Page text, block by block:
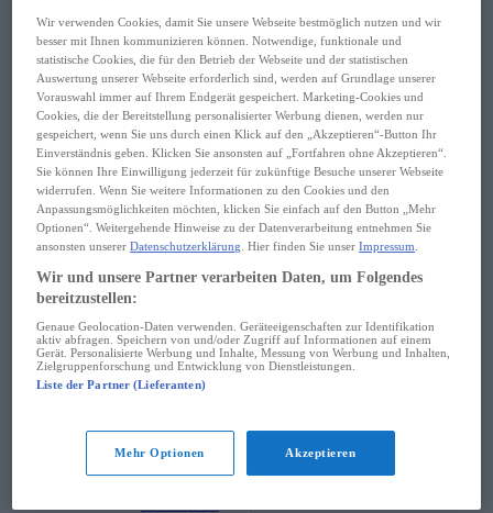
Grammatik
Hören & Sprechen
Lektüre
Sprachführer
Reise
Wörterbuch
Sprachkurs
Wortschatz
Hören & Sprechen
Sprachführer
Business
Wörterbuch
Wortschatz
Kinder
Wörterbuch
Lektüre
Hörbuch
Schule & Studium
Wörterbuch
Wir verwenden Cookies, damit Sie unsere Webseite bestmöglich nutzen und wir
besser mit Ihnen kommunizieren können. Notwendige, funktionale und
statistische Cookies, die für den Betrieb der Webseite und der statistischen
Auswertung unserer Webseite erforderlich sind, werden auf Grundlage unserer
Vorauswahl immer auf Ihrem Endgerät gespeichert. Marketing-Cookies und
Cookies, die der Bereitstellung personalisierter Werbung dienen, werden nur
gespeichert, wenn Sie uns durch einen Klick auf den „Akzeptieren“-Button Ihr
Einverständnis geben. Klicken Sie ansonsten auf „Fortfahren ohne Akzeptieren“.
Sie können Ihre Einwilligung jederzeit für zukünftige Besuche unserer Webseite
widerrufen. Wenn Sie weitere Informationen zu den Cookies und den
Anpassungsmöglichkeiten möchten, klicken Sie einfach auf den Button „Mehr
Optionen“. Weitergehende Hinweise zu der Datenverarbeitung entnehmen Sie
ansonsten unsererDatenschutzerklärung . Hier finden Sie unserImpressum
Wir und unsere Partner verarbeiten Daten, um Folgendes
bereitzustellen:
Genaue Geolocation-Daten verwenden. Geräteeigenschaften zur Identifikation
aktiv abfragen. Speichern von und/oder Zugriff auf Informationen auf einem
Gerät. Personalisierte Werbung und Inhalte, Messung von Werbung und Inhalten,
Zielgruppenforschung und Entwicklung von Dienstleistungen.
Liste der Partner (Lieferanten)
Mehr Optionen Akzeptieren